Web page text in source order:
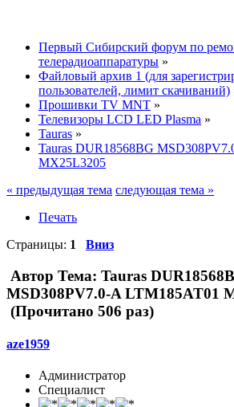
Первый Сибирский форум по
телерадиоаппаратуры »
Файловый архив 1 (для
пользователей, лимит скачиваний)
Прошивки TV MNT »
Телевизоры LCD LED Plasma »
Tauras »
Tauras DUR18568BG
MX25L3205
« предыдущая тема следующая тема »
Печать
Страницы: 1 Вниз
Автор Тема: Tauras
MSD308PV7.0-A LTM185AT01
(Прочитано 506 раз)
aze1959
Администратор
Специалист